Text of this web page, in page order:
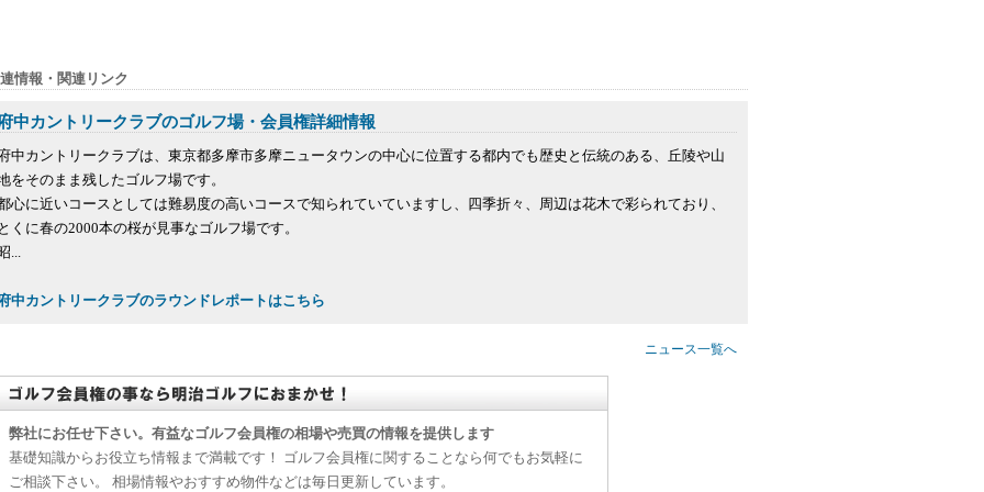
情報・関連リンク
中カントリークラブのゴルフ場・会員権詳細情報
中カントリークラブは、東京都多摩市多摩ニュータウンの中心に位置する都内でも歴史と伝統のある、丘陵や山
をそのまま残したゴルフ場です。
心に近いコースとしては難易度の高いコースで知られていていますし、四季折々、周辺は花木で彩られており、
くに春の2000本の桜が見事なゴルフ場です。
...
中カントリークラブのラウンドレポートはこちら
ニュース一覧へ
弊社にお任せ下さい。有益なゴルフ会員権の相場や売買の情報を提供します
基礎知識からお役立ち情報まで満載です！ ゴルフ会員権に関することなら何でもお気軽に
ご相談下さい。 相場情報やおすすめ物件などは毎日更新しています。